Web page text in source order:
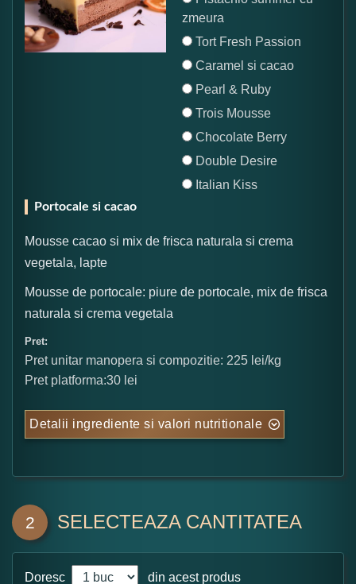
zmeura
Tort Fresh Passion
Caramel si cacao
Pearl & Ruby
Trois Mousse
Chocolate Berry
Double Desire
Italian Kiss
Portocale si cacao
Mousse cacao si mix de frisca naturala si crema
vegetala, lapte
Mousse de portocale: piure de portocale, mix de frisca
naturala si crema vegetala
Pret:
Pret unitar manopera si compozitie: 225 lei/kg
Pret platforma:30 lei
Detalii ingrediente si valori nutritionale
2 SELECTEAZA CANTITATEA
Doresc din acest produs